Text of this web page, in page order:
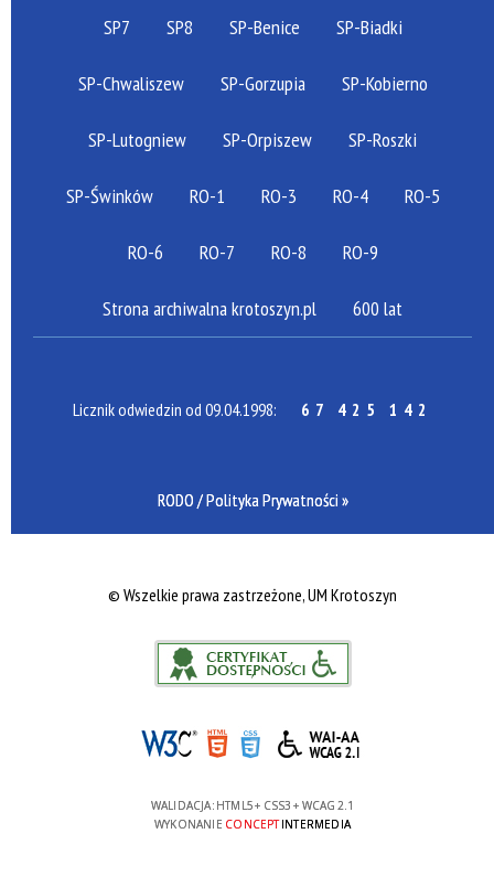
SP7 SP8 SP-Benice SP-Biadki
SP-Chwaliszew SP-Gorzupia SP-Kobierno
SP-Lutogniew SP-Orpiszew SP-Roszki
SP-Świnków RO-1 RO-3 RO-4 RO-5
RO-6 RO-7 RO-8 RO-9
Strona archiwalna krotoszyn.pl 600 lat
Licznik odwiedzin od 09.04.1998: 67 425 142
RODO / Polityka Prywatności »
© Wszelkie prawa zastrzeżone, UM Krotoszyn
WALIDACJA: HTML5+ CSS3 + WCAG 2.1
WYKONANIE CONCEPTINTERMEDIA